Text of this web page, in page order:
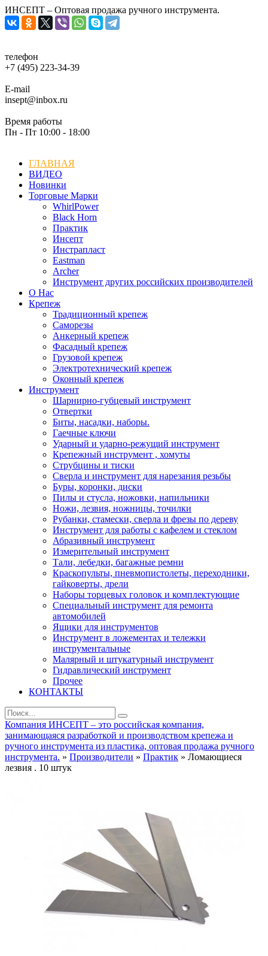
ИНСЕПТ – Оптовая продажа ручного инструмента.
телефон
+7 (495) 223-34-39
E-mail
insept@inbox.ru
Время работы
Пн - Пт 10:00 - 18:00
ГЛАВНАЯ
ВИДЕО
Новинки
Торговые Марки
WhirlPower
Black Horn
Практик
Инсепт
Инстрапласт
Eastman
Archer
Инструмент других российских производителей
О Нас
Крепеж
Традиционный крепеж
Саморезы
Анкерный крепеж
Фасадный крепеж
Грузовой крепеж
Электротехнический крепеж
Оконный крепеж
Инструмент
Шарнирно-губцевый инструмент
Отвертки
Биты, насадки, наборы.
Гаечные ключи
Ударный и ударно-режущий инструмент
Крепежный инструмент , хомуты
Струбцины и тиски
Сверла и инструмент для нарезания резьбы
Буры, коронки, диски
Пилы и стусла, ножовки, напильники
Ножи, лезвия, ножницы, точилки
Рубанки, стамески, сверла и фрезы по дереву
Инструмент для работы с кафелем и стеклом
Абразивный инструмент
Измерительный инструмент
Тали, лебедки, багажные ремни
Краскопульты, пневмопистолеты, переходники,
гайковерты, дрели
Наборы торцевых головок и комплектующие
Специальный инструмент для ремонта
автомобилей
Ящики для инструментов
Инструмент в ложементах и тележки
инструментальные
Малярный и штукатурный инструмент
Гидравлический инструмент
Прочее
КОНТАКТЫ
Компания ИНСЕПТ – это российская компания,
занимающаяся разработкой и производством крепежа и
ручного инструмента из пластика, оптовая продажа ручного
инструмента. » Производители » Практик » Ломающиеся
лезвия . 10 штук